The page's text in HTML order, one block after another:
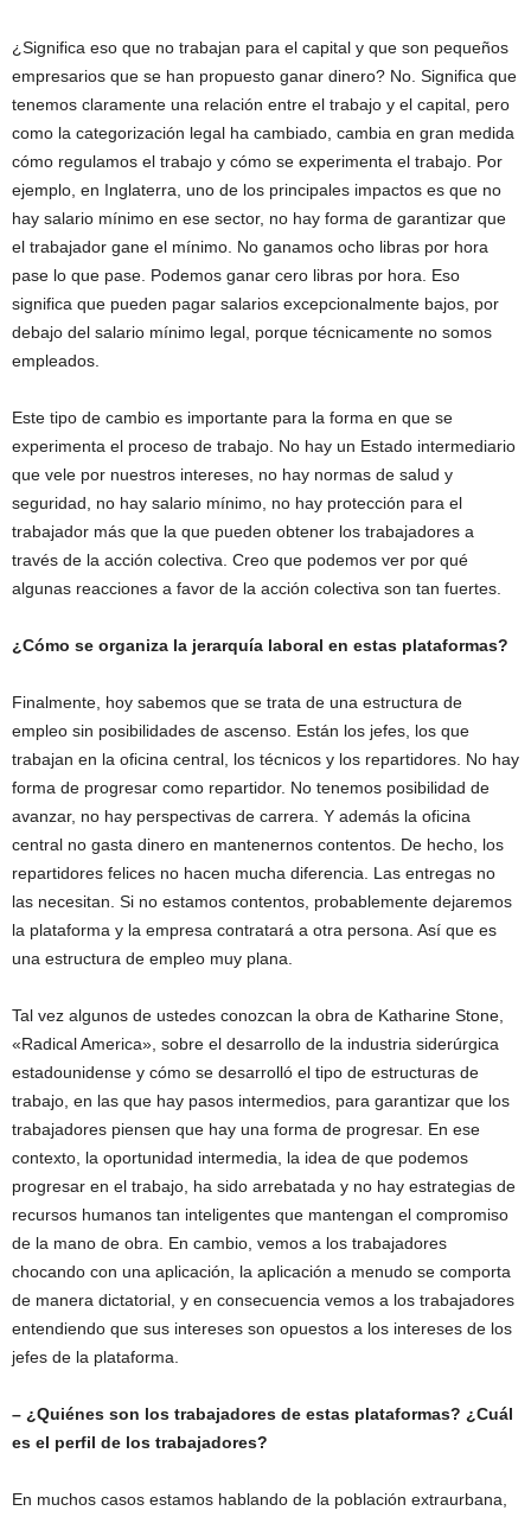
¿Significa eso que no trabajan para el capital y que son pequeños
empresarios que se han propuesto ganar dinero? No. Significa que
tenemos claramente una relación entre el trabajo y el capital, pero
como la categorización legal ha cambiado, cambia en gran medida
cómo regulamos el trabajo y cómo se experimenta el trabajo. Por
ejemplo, en Inglaterra, uno de los principales impactos es que no
hay salario mínimo en ese sector, no hay forma de garantizar que
el trabajador gane el mínimo. No ganamos ocho libras por hora
pase lo que pase. Podemos ganar cero libras por hora. Eso
significa que pueden pagar salarios excepcionalmente bajos, por
debajo del salario mínimo legal, porque técnicamente no somos
empleados.
Este tipo de cambio es importante para la forma en que se
experimenta el proceso de trabajo. No hay un Estado intermediario
que vele por nuestros intereses, no hay normas de salud y
seguridad, no hay salario mínimo, no hay protección para el
trabajador más que la que pueden obtener los trabajadores a
través de la acción colectiva. Creo que podemos ver por qué
algunas reacciones a favor de la acción colectiva son tan fuertes.
¿Cómo se organiza la jerarquía laboral en estas plataformas?
Finalmente, hoy sabemos que se trata de una estructura de
empleo sin posibilidades de ascenso. Están los jefes, los que
trabajan en la oficina central, los técnicos y los repartidores. No hay
forma de progresar como repartidor. No tenemos posibilidad de
avanzar, no hay perspectivas de carrera. Y además la oficina
central no gasta dinero en mantenernos contentos. De hecho, los
repartidores felices no hacen mucha diferencia. Las entregas no
las necesitan. Si no estamos contentos, probablemente dejaremos
la plataforma y la empresa contratará a otra persona. Así que es
una estructura de empleo muy plana.
Tal vez algunos de ustedes conozcan la obra de Katharine Stone,
«Radical America», sobre el desarrollo de la industria siderúrgica
estadounidense y cómo se desarrolló el tipo de estructuras de
trabajo, en las que hay pasos intermedios, para garantizar que los
trabajadores piensen que hay una forma de progresar. En ese
contexto, la oportunidad intermedia, la idea de que podemos
progresar en el trabajo, ha sido arrebatada y no hay estrategias de
recursos humanos tan inteligentes que mantengan el compromiso
de la mano de obra. En cambio, vemos a los trabajadores
chocando con una aplicación, la aplicación a menudo se comporta
de manera dictatorial, y en consecuencia vemos a los trabajadores
entendiendo que sus intereses son opuestos a los intereses de los
jefes de la plataforma.
– ¿Quiénes son los trabajadores de estas plataformas? ¿Cuál
es el perfil de los trabajadores?
En muchos casos estamos hablando de la población extraurbana,